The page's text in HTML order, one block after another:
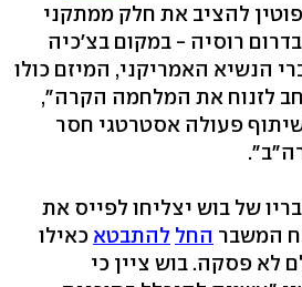
להציב את חלק ממתקני
רוסיה - במקום בצ'כיה
הנשיא האמריקני, המיזם כולו
לזנוח את המלחמה הקרה",
פעולה אסטרטגי חסר
של בוש יצליחו לפייס את
המשבר החל להתבטא כאילו
לא פסקה. בוש ציין כי